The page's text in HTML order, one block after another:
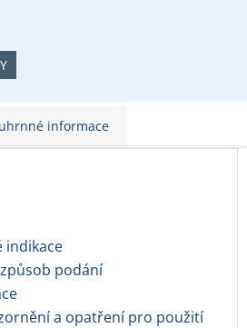
informace
indikace
podání
a opatření pro použití